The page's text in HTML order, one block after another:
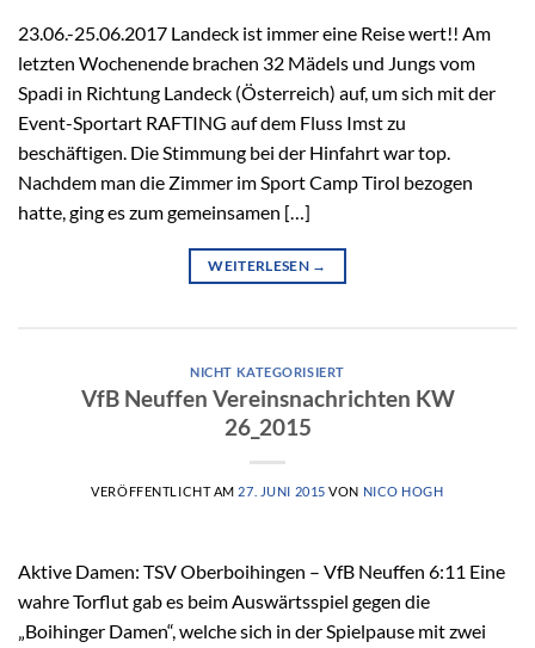
23.06.-25.06.2017 Landeck ist immer eine Reise wert!! Am
letzten Wochenende brachen 32 Mädels und Jungs vom
Spadi in Richtung Landeck (Österreich) auf, um sich mit der
Event-Sportart RAFTING auf dem Fluss Imst zu
beschäftigen. Die Stimmung bei der Hinfahrt war top.
Nachdem man die Zimmer im Sport Camp Tirol bezogen
hatte, ging es zum gemeinsamen […]
WEITERLESEN →
NICHT KATEGORISIERT
VfB Neuffen Vereinsnachrichten KW
26_2015
VERÖFFENTLICHT AM 27. JUNI 2015 VON NICO HOGH
Aktive Damen: TSV Oberboihingen – VfB Neuffen 6:11 Eine
wahre Torflut gab es beim Auswärtsspiel gegen die
„Boihinger Damen“, welche sich in der Spielpause mit zwei